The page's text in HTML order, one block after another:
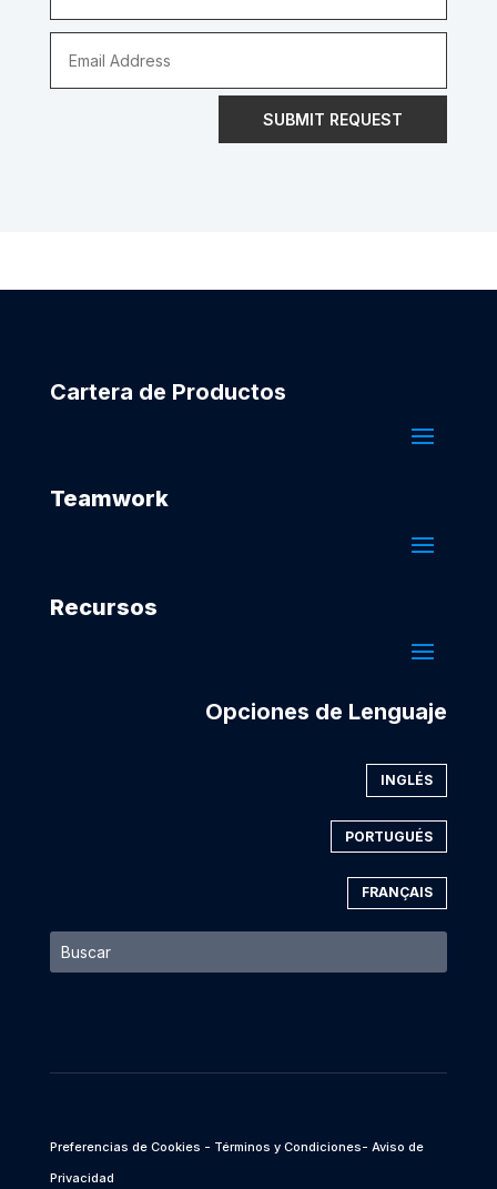
SUBMIT REQUEST
Cartera de Productos
Teamwork
Recursos
Opciones de Lenguaje
INGLÉS
PORTUGUÉS
FRANÇAIS
Preferencias de Cookies - Términos y Condiciones- Aviso de
Privacidad